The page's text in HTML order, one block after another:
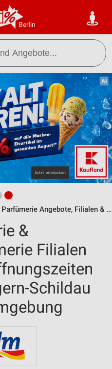
Berlin
Angebote, Filialen & Öffnungszeiten
&
Filialen
Schildau